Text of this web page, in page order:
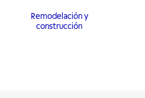
Remodelación y
construcción